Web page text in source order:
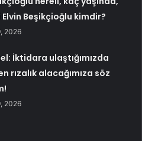
Elvin Beşikçioğlu kimdir?
2026
İktidara ulaştığımızda
rızalık alacağımıza söz
2026